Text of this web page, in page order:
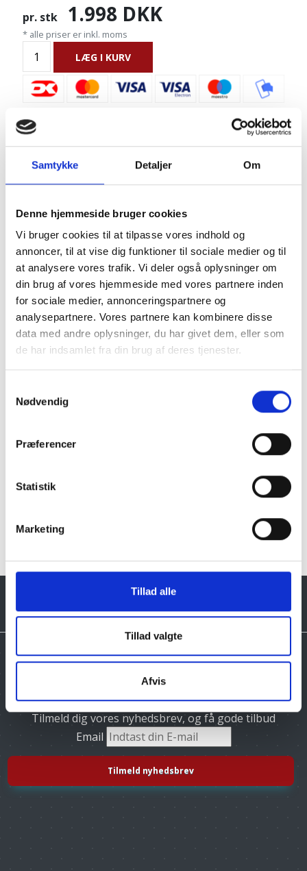
Samtykke Detaljer Om
Denne hjemmeside bruger cookies
Vi bruger cookies til at tilpasse vores indhold og
annoncer, til at vise dig funktioner til sociale medier og til
at analysere vores trafik. Vi deler også oplysninger om
din brug af vores hjemmeside med vores partnere inden
for sociale medier, annonceringspartnere og
analysepartnere. Vores partnere kan kombinere disse
data med andre oplysninger, du har givet dem, eller som
de har indsamlet fra din brug af deres tjenester.
Nødvendig
Præferencer
Statistik
Marketing
Tillad alle
Tillad valgte
Afvis
pr. stk 1.998 DKK
* alle priser er inkl. moms
LÆG I KURV
Har brændt top og savede sider.
Pakkes og sendes på emballagetype:
Industri -
std
Naturprodukt – variationer forekommer
Granit er et naturmateriale, og variationer i farve og
struktur forekommer. Billeder og farveprøver er
vejledende.
Læs mere
Tilmeld dig vores nyhedsbrev, og få gode tilbud
Email